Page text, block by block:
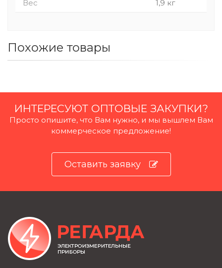
Вес
1,9 кг
Похожие товары
ИНТЕРЕСУЮТ ОПТОВЫЕ ЗАКУПКИ?
Просто опишите, что Вам нужно, и мы вышлем Вам
коммерческое предложение!
Оставить заявку